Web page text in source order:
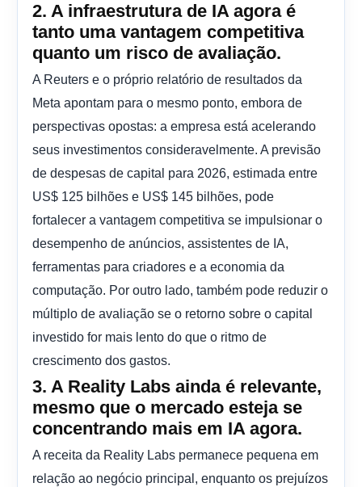
2. A infraestrutura de IA agora é
tanto uma vantagem competitiva
quanto um risco de avaliação.
A Reuters e o próprio relatório de resultados da
Meta apontam para o mesmo ponto, embora de
perspectivas opostas: a empresa está acelerando
seus investimentos consideravelmente. A previsão
de despesas de capital para 2026, estimada entre
US$ 125 bilhões e US$ 145 bilhões, pode
fortalecer a vantagem competitiva se impulsionar o
desempenho de anúncios, assistentes de IA,
ferramentas para criadores e a economia da
computação. Por outro lado, também pode reduzir o
múltiplo de avaliação se o retorno sobre o capital
investido for mais lento do que o ritmo de
crescimento dos gastos.
3. A Reality Labs ainda é relevante,
mesmo que o mercado esteja se
concentrando mais em IA agora.
A receita da Reality Labs permanece pequena em
relação ao negócio principal, enquanto os prejuízos